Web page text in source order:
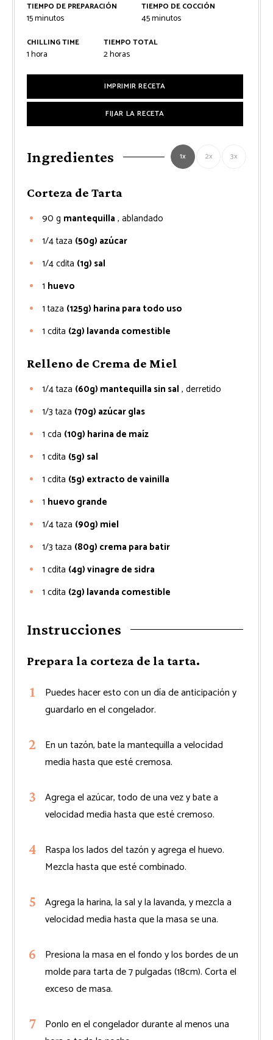
TIEMPO DE PREPARACIÓN
15minutos
minutos
TIEMPO DE COCCIÓN
45minutos
minutos
CHILLING TIME
1hora
hora
TIEMPO TOTAL
2horas
horas
IMPRIMIR RECETA
FIJAR LA RECETA
Ingredientes 1x 2x 3x
Corteza de Tarta
90 g mantequilla , ablandado
1/4taza (50g) azúcar
1/4cdita (1g) sal
1 huevo
1 taza (125g) harina para todo uso
1 cdita (2g) lavanda comestible
Relleno de Crema de Miel
1/4taza (60g) mantequilla sin sal , derretido
1/3taza (70g) azúcar glas
1 cda (10g) harina de maíz
1 cdita (5g) sal
1 cdita (5g) extracto de vainilla
1 huevo grande
1/4taza (90g) miel
1/3taza (80g) crema para batir
1 cdita (4g) vinagre de sidra
1 cdita (2g) lavanda comestible
Instrucciones
Prepara la corteza de la tarta.
Puedes hacer esto con un día de anticipación y
guardarlo en el congelador.
En un tazón, bate la mantequilla a velocidad
media hasta que esté cremosa.
Agrega el azúcar, todo de una vez y bate a
velocidad media hasta que esté cremoso.
Raspa los lados del tazón y agrega el huevo.
Mezcla hasta que esté combinado.
Agrega la harina, la sal y la lavanda, y mezcla a
velocidad media hasta que la masa se una.
Presiona la masa en el fondo y los bordes de un
molde para tarta de 7 pulgadas (18cm). Corta el
exceso de masa.
Ponlo en el congelador durante al menos una